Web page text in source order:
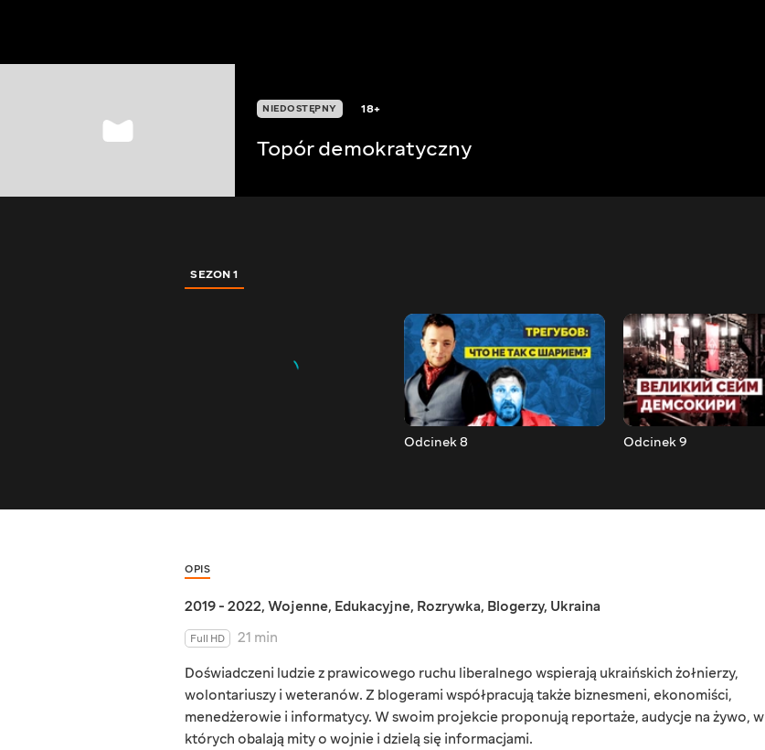
NIEDOSTĘPNY 18+
Topór demokratyczny
SEZON 1
Odcinek 8 Odcinek 9
OPIS
2019 - 2022, Wojenne, Edukacyjne, Rozrywka, Blogerzy, Ukraina
Full HD
21 min
Doświadczeni ludzie z prawicowego ruchu liberalnego wspierają ukraińskich żołnierzy,
wolontariuszy i weteranów. Z blogerami współpracują także biznesmeni, ekonomiści,
menedżerowie i informatycy. W swoim projekcie proponują reportaże, audycje na żywo, w
których obalają mity o wojnie i dzielą się informacjami.